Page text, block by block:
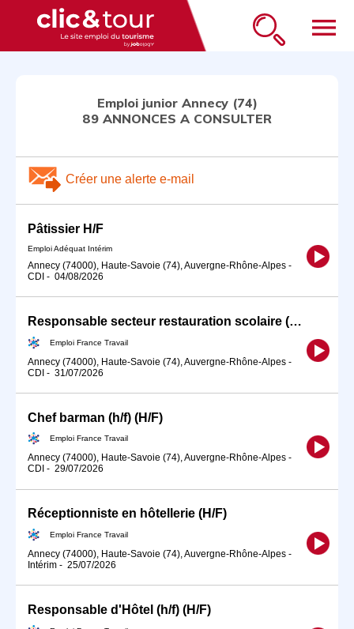
menu
Emploi junior Annecy (74)
89 ANNONCES A CONSULTER
Créer une alerte e-mail
Pâtissier H/F
Emploi Adéquat Intérim
Annecy (74000), Haute-Savoie (74), Auvergne-Rhône-Alpes -
CDI - 04/08/2026
Responsable secteur restauration scolaire (H/F)
Emploi France Travail
Annecy (74000), Haute-Savoie (74), Auvergne-Rhône-Alpes -
CDI - 31/07/2026
Chef barman (h/f) (H/F)
Emploi France Travail
Annecy (74000), Haute-Savoie (74), Auvergne-Rhône-Alpes -
CDI - 29/07/2026
Réceptionniste en hôtellerie (H/F)
Emploi France Travail
Annecy (74000), Haute-Savoie (74), Auvergne-Rhône-Alpes -
Intérim - 25/07/2026
Responsable d'Hôtel (h/f) (H/F)